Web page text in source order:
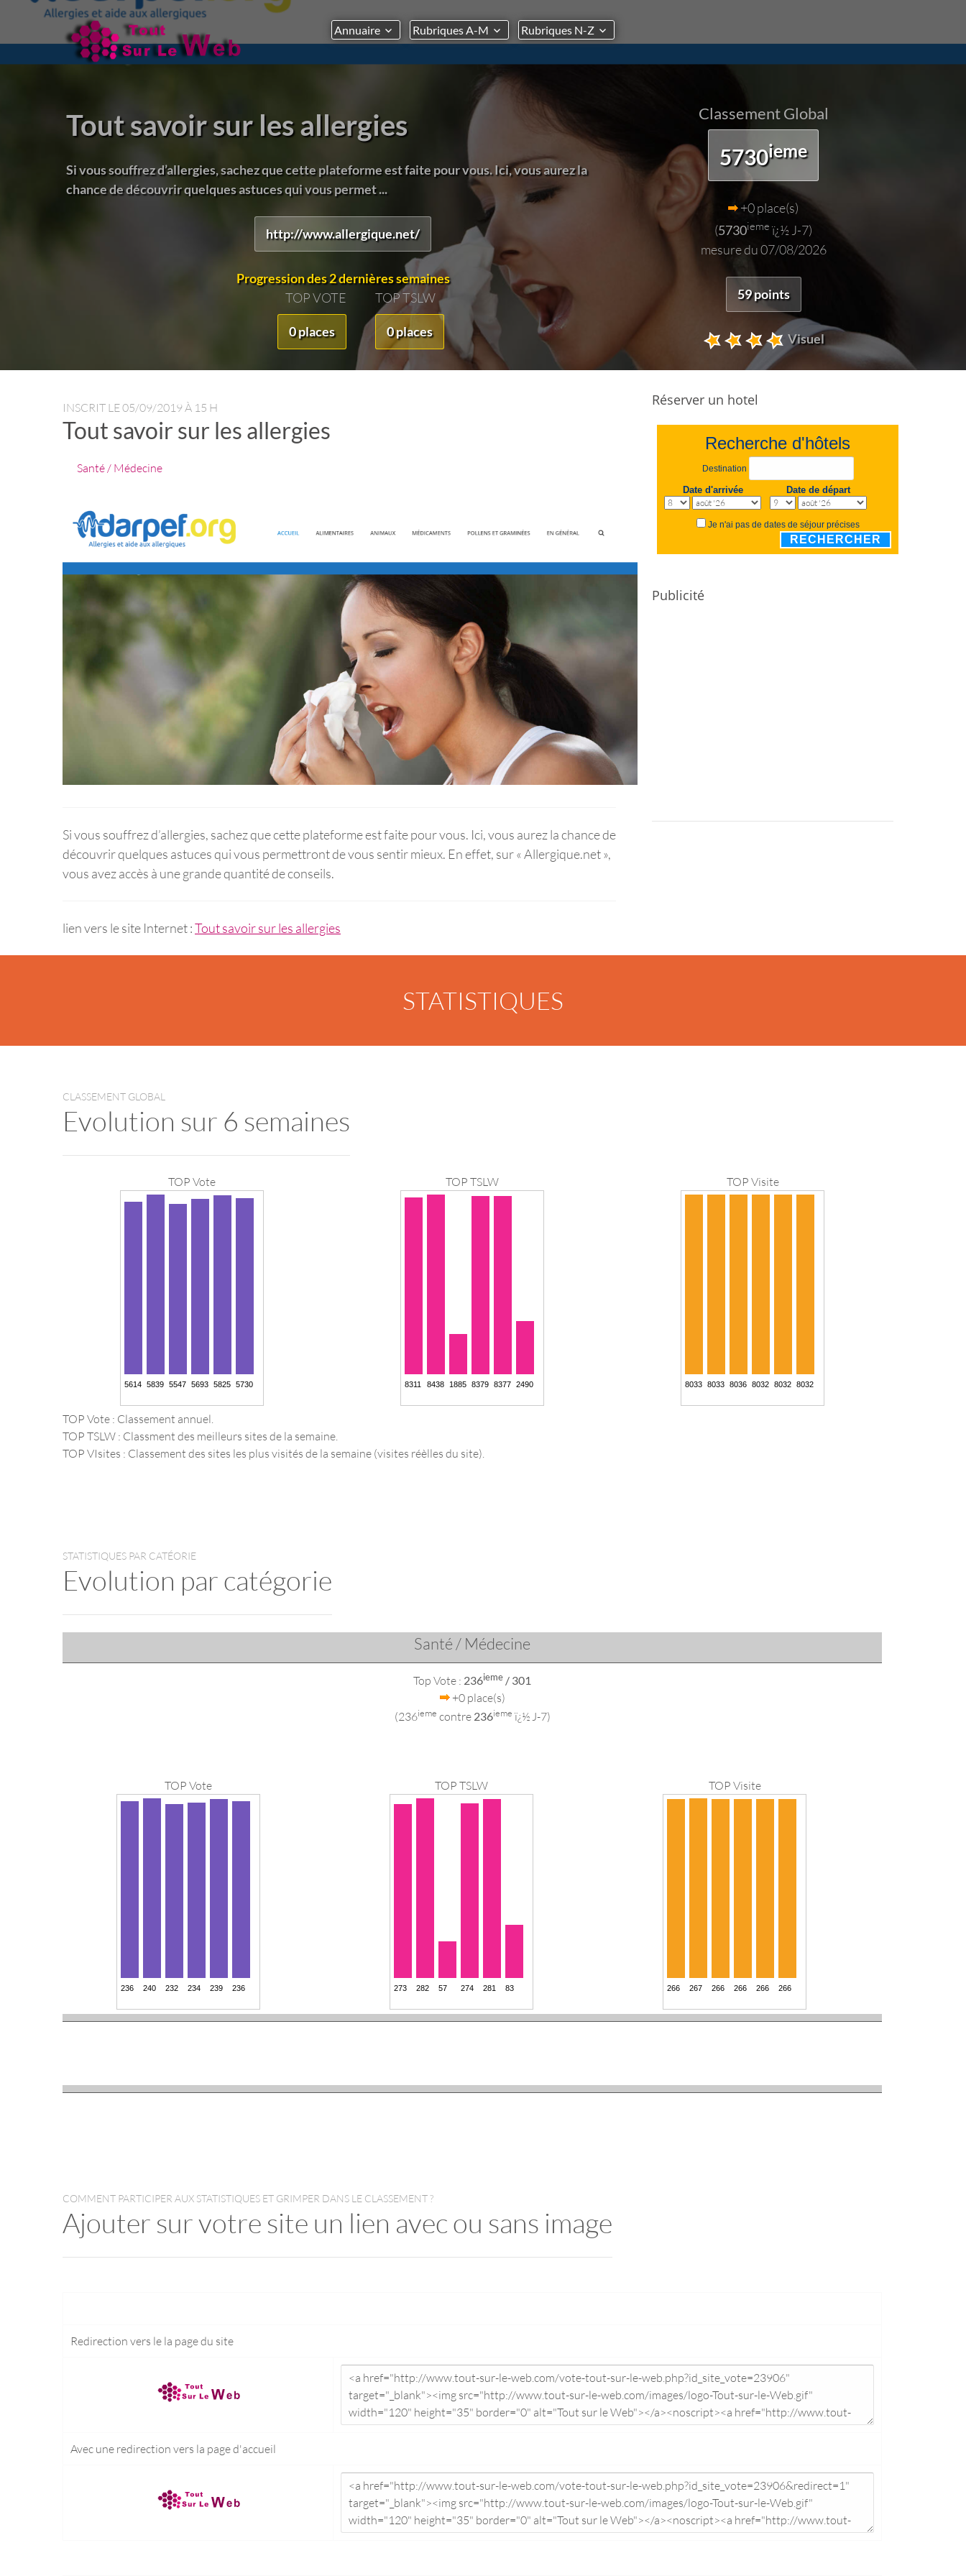
Annuaire Rubriques A-M Rubriques N-Z
Tout savoir sur les allergies
Si vous souffrez d’allergies, sachez que cette plateforme est faite pour vous. Ici, vous aurez la
chance de découvrir quelques astuces qui vous permet ...
http://www.allergique.net/
Progression des 2 dernières semaines
TOP VOTE
0 places
TOP TSLW
0 places
Classement Global
5730ieme
+0 place(s)
(5730ieme ï¿½ J-7)
mesure du 07/08/2026
59 points
Visuel
INSCRIT LE05/09/2019 À 15 H
Tout savoir sur les allergies
Santé / Médecine
Si vous souffrez d’allergies, sachez que cette plateforme est faite pour vous. Ici, vous aurez la chance de
découvrir quelques astuces qui vous permettront de vous sentir mieux. En effet, sur « Allergique.net »,
vous avez accès à une grande quantité de conseils.
lien vers le site Internet :Tout savoir sur les allergies
Réserver un hotel
Recherche d'hôtels
Destination
Date d'arrivée Date de départ
Je n'ai pas de dates de séjour précises
RECHERCHER
Publicité
STATISTIQUES
CLASSEMENT GLOBAL
Evolution sur 6 semaines
TOP Vote TOP TSLW TOP Visite
TOP Vote : Classement annuel.
TOP TSLW : Classment des meilleurs sites de la semaine.
TOP VIsites : Classement des sites les plus visités de la semaine (visites réèlles du site).
STATISTIQUES PAR CATÉORIE
Evolution par catégorie
Santé / Médecine
Top Vote : 236ieme / 301
+0 place(s)
(236ieme contre 236ieme ï¿½ J-7)
TOP Vote TOP TSLW TOP Visite
COMMENT PARTICIPER AUX STATISTIQUES ET GRIMPER DANS LE CLASSEMENT ?
Ajouter sur votre site un lien avec ou sans image
Redirection vers le la page du site
Avec une redirection vers la page d'accueil